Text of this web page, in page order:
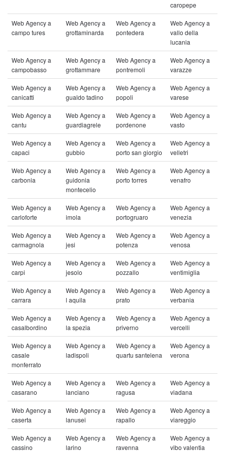
caropepe
Web Agency a
campo tures
Web Agency a
grottaminarda
Web Agency a
pontedera
Web Agency a
vallo della
lucania
Web Agency a
campobasso
Web Agency a
grottammare
Web Agency a
pontremoli
Web Agency a
varazze
Web Agency a
canicatti
Web Agency a
gualdo tadino
Web Agency a
popoli
Web Agency a
varese
Web Agency a
cantu
Web Agency a
guardiagrele
Web Agency a
pordenone
Web Agency a
vasto
Web Agency a
capaci
Web Agency a
gubbio
Web Agency a
porto san giorgio
Web Agency a
velletri
Web Agency a
carbonia
Web Agency a
guidonia
montecelio
Web Agency a
porto torres
Web Agency a
venafro
Web Agency a
carloforte
Web Agency a
imola
Web Agency a
portogruaro
Web Agency a
venezia
Web Agency a
carmagnola
Web Agency a
jesi
Web Agency a
potenza
Web Agency a
venosa
Web Agency a
carpi
Web Agency a
jesolo
Web Agency a
pozzallo
Web Agency a
ventimiglia
Web Agency a
carrara
Web Agency a
l aquila
Web Agency a
prato
Web Agency a
verbania
Web Agency a
casalbordino
Web Agency a
la spezia
Web Agency a
priverno
Web Agency a
vercelli
Web Agency a
casale
monferrato
Web Agency a
ladispoli
Web Agency a
quartu santelena
Web Agency a
verona
Web Agency a
casarano
Web Agency a
lanciano
Web Agency a
ragusa
Web Agency a
viadana
Web Agency a
caserta
Web Agency a
lanusei
Web Agency a
rapallo
Web Agency a
viareggio
Web Agency a
cassino
Web Agency a
larino
Web Agency a
ravenna
Web Agency a
vibo valentia